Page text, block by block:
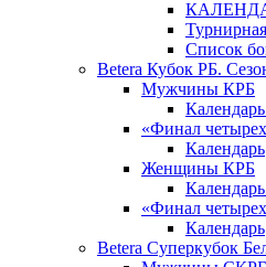
Список
Betera Кубок РБ.
Мужчины КРБ
«Финал
Календарь
Женщины КРБ
«Финал
Календарь
Betera Суперкубок